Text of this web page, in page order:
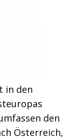
in den
den
Österreich,